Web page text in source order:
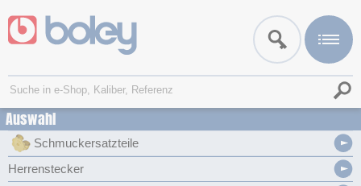
Auswahl
Schmuckersatzteile
Herrenstecker